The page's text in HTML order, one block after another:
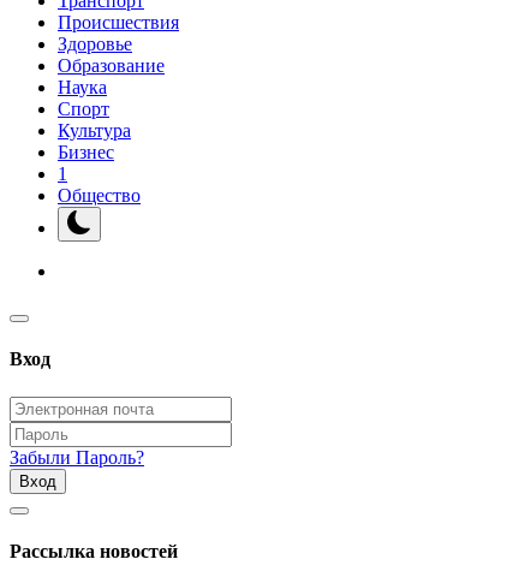
Происшествия
Здоровье
Образование
Наука
Спорт
Культура
Бизнес
1
Общество
Вход
Забыли Пароль?
Вход
Рассылка новостей